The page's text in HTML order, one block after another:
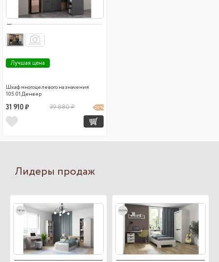
Лучшая цена
Шкаф многоцелевого назначения
105.01 Денвер
31 910 ₽ 39 880 ₽ 20 %
Лидеры продаж
new wow